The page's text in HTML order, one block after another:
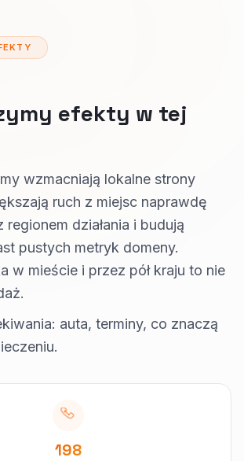
efekty w tej
wzmacniają lokalne strony
ruch z miejsc naprawdę
działania i budują
pustych metryk domeny.
w mieście i przez pół kraju to nie
auta, terminy, co znaczą
198